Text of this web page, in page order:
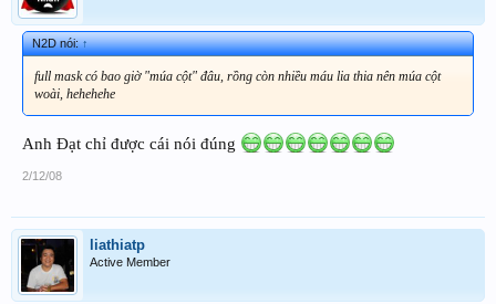
N2D nói:↑
full mask có bao giờ "múa cột" đâu, rồng còn nhiều máu lia thia nên múa cột
woài, hehehehe
Anh Đạt chỉ được cái nói đúng
2/12/08
liathiatp
Active Member